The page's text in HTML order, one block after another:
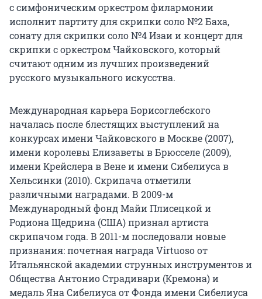
с симфоническим оркестром филармонии
исполнит партиту для скрипки соло №2 Баха,
сонату для скрипки соло №4 Изаи и концерт для
скрипки с оркестром Чайковского, который
считают одним из лучших произведений
русского музыкального искусства.
Международная карьера Борисоглебского
началась после блестящих выступлений на
конкурсах имени Чайковского в Москве (2007),
имени королевы Елизаветы в Брюсселе (2009),
имени Крейслера в Вене и имени Сибелиуса в
Хельсинки (2010). Скрипача отметили
различными наградами. В 2009-м
Международный фонд Майи Плисецкой и
Родиона Щедрина (США) признал артиста
скрипачом года. В 2011-м последовали новые
признания: почетная награда Virtuoso от
Итальянской академии струнных инструментов и
Общества Антонио Страдивари (Кремона) и
медаль Яна Сибелиуса от Фонда имени Сибелиуса